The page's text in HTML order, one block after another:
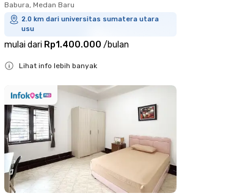
Babura, Medan Baru
2.0 km dari universitas sumatera utara
usu
mulai dari Rp1.400.000 /bulan
Lihat info lebih banyak